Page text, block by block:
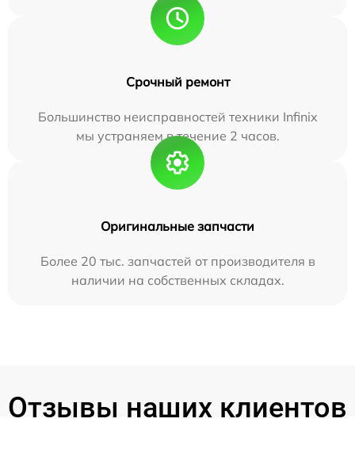
Срочный ремонт
Большинство неисправностей техники Infinix
мы устраняем в течение 2 часов.
Оригинальные запчасти
Более 20 тыс. запчастей от производителя в
наличии на собственных складах.
Отзывы наших клиентов